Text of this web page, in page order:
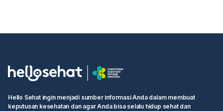
Hello Sehat ingin menjadi sumber informasi Anda dalam membuat
keputusan kesehatan dan agar Anda bisa selalu hidup sehat dan